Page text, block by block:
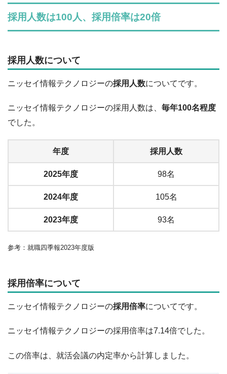
採用人数は100人、採用倍率は20倍
採用人数について
ニッセイ情報テクノロジーの採用人数についてです。
ニッセイ情報テクノロジーの採用人数は、 毎年100名程度
でした。
年度 採用人数
2025年度 98名
2024年度 105名
2023年度 93名
参考：就職四季報2023年度版
採用倍率について
ニッセイ情報テクノロジーの採用倍率についてです。
ニッセイ情報テクノロジーの採用倍率は7.14倍でした。
この倍率は、就活会議の内定率から計算しました。